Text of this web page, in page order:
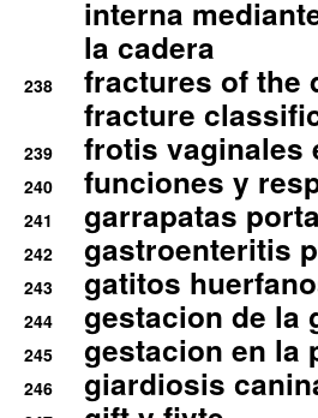
interna
la cadera
238
fractures of the
fracture
239 frotis vaginales
240 funciones y
241 garrapatas
242 gastroenteritis
243 gatitos
244 gestacion de la
245 gestacion en la
246 giardiosis